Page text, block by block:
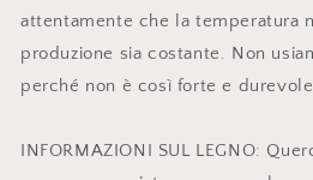
attentamente che la temperatura
produzione sia costante. Non
perché non è così forte e
INFORMAZIONI SUL LEGNO: